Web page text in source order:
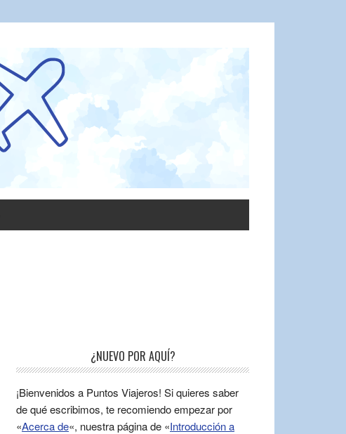
¿NUEVO POR AQUÍ?
¡Bienvenidos a Puntos Viajeros! Si quieres saber
de qué escribimos, te recomiendo empezar por
«Acerca de«, nuestra página de «Introducción a